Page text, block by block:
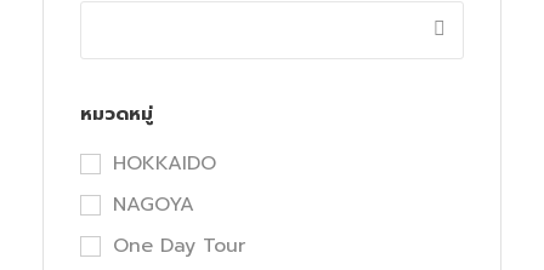
หมวดหมู่
HOKKAIDO
NAGOYA
One Day Tour